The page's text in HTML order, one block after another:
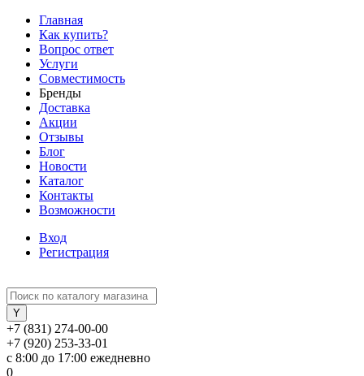
Главная
Как купить?
Вопрос ответ
Услуги
Совместимость
Бренды
Доставка
Акции
Отзывы
Блог
Новости
Каталог
Контакты
Возможности
Вход
Регистрация
+7 (831) 274-00-00
+7 (920) 253-33-01
с 8:00 до 17:00 ежедневно
0